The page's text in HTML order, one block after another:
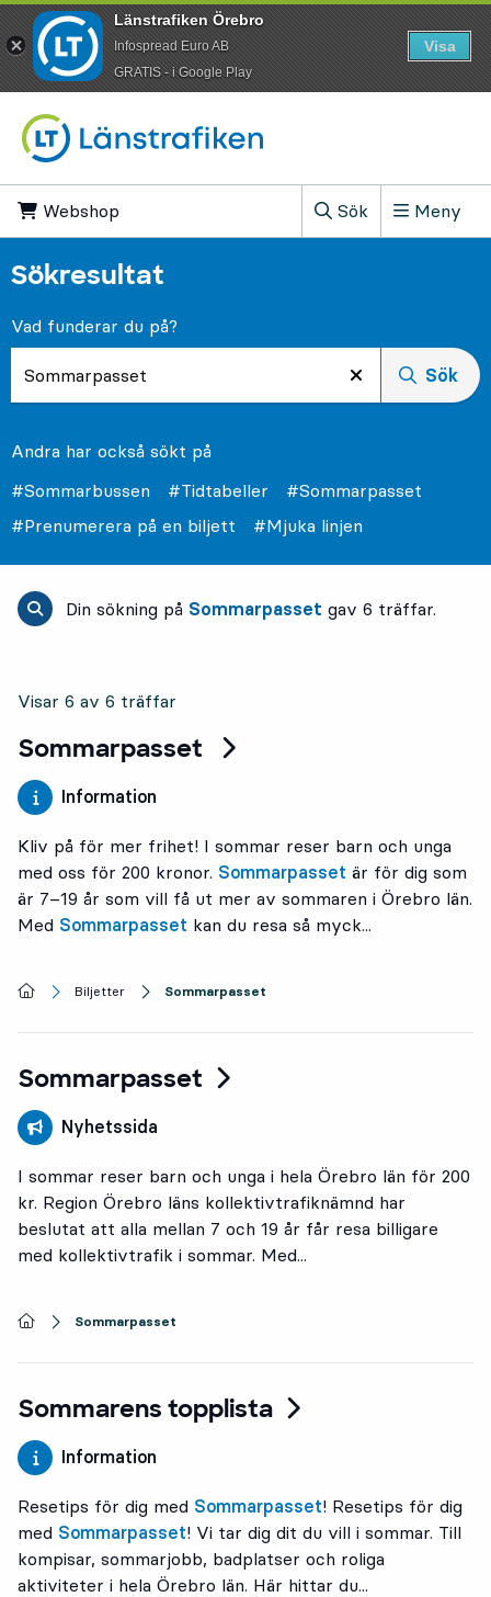
Webshop
Sök
, Visa sökfältet
Meny
Sökresultat
Vad funderar du på?
Sök
Andra har också sökt på
#Sommarbussen
#Tidtabeller
#Sommarpasset
#Prenumerera på en biljett
#Mjuka linjen
Din sökning på Sommarpasset gav 6 träffar.
Visar 6 av 6 träffar
Visar 6 av 6 träffar
Sommarpasset
Information
Kliv på för mer frihet! I sommar reser barn och unga
med oss för 200 kronor. Sommarpasset är för dig som
är 7–19 år som vill få ut mer av sommaren i Örebro län.
Med Sommarpasset kan du resa så myck...
StartsidaBiljetter Sommarpasset
Sommarpasset
Nyhetssida
I sommar reser barn och unga i hela Örebro län för 200
kr. Region Örebro läns kollektivtrafiknämnd har
beslutat att alla mellan 7 och 19 år får resa billigare
med kollektivtrafik i sommar. Med...
StartsidaSommarpasset
Sommarens topplista
Information
Resetips för dig med Sommarpasset! Resetips för dig
med Sommarpasset! Vi tar dig dit du vill i sommar. Till
kompisar, sommarjobb, badplatser och roliga
aktiviteter i hela Örebro län. Här hittar du...
Länstrafiken Örebro
Infospread Euro AB
​GRATIS - i Google Play
Visa